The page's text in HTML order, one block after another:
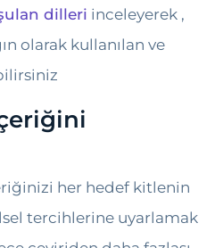
dilleri inceleyerek ,
olarak kullanılan ve
her hedef kitlenin
tercihlerine uyarlamak